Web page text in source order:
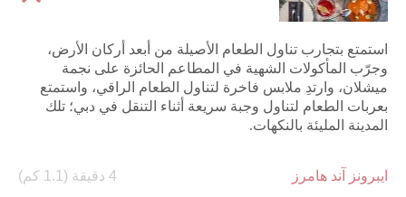
استمتع بتجارب تناول الطعام الأصيلة من أبعد أركان الأرض،
وجرّب المأكولات الشهية في المطاعم الحائزة على نجمة
ميشلان، وارتدِ ملابس فاخرة لتناول الطعام الراقي، واستمتع
بعربات الطعام لتناول وجبة سريعة أثناء التنقل في دبي؛ تلك
المدينة المليئة بالنكهات.
ايبرونز آند هامرز 4 دقيقة (1.1 كم)